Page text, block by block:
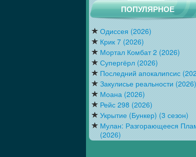
ПОПУЛЯРНОЕ
Одиссея (2026)
Крик 7 (2026)
Мортал Комбат 2 (2026)
Супергёрл (2026)
Последний апокалипсис
Закулисье реальности (2026)
Моана (2026)
Рейс 298 (2026)
Укрытие (Бункер) (3 сезон)
Мулан: Разгорающееся
(2026)